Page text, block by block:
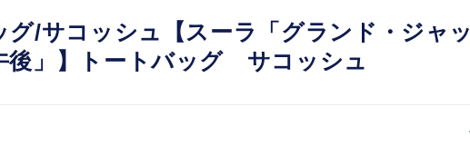
グ/サコッシュ【スーラ「グランド・ジャッ
後」】トートバッグ サコッシュ